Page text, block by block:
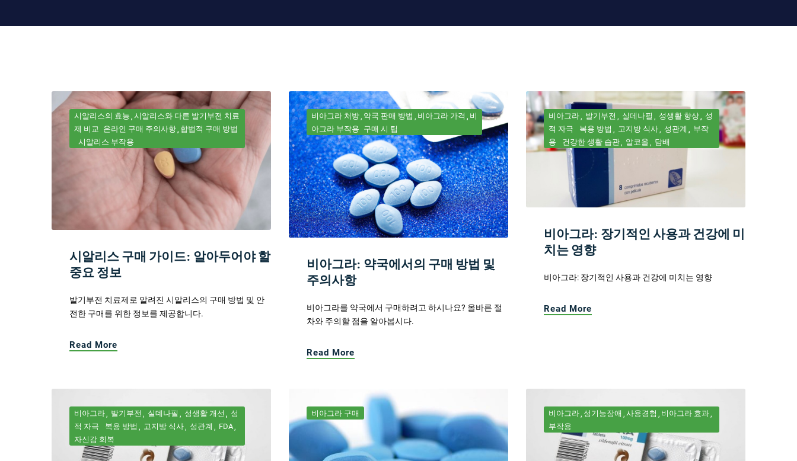
시알리스의 효능 시알리스와 다른 발기부전 치료
제 비교 온라인 구매 주의사항 합법적 구매 방법
시알리스 부작용
시알리스 구매 가이드: 알아두어야 할
중요 정보
발기부전 치료제로 알려진 시알리스의 구매 방법 및 안
전한 구매를 위한 정보를 제공합니다.
Read More
비아그라 처방 약국 판매 방법 비아그라 가격
비
아그라 부작용 구매 시 팁
비아그라: 약국에서의 구매 방법 및
주의사항
비아그라를 약국에서 구매하려고 하시나요? 올바른 절
차와 주의할 점을 알아봅시다.
Read More
비아그라 발기부전 실데나필 성생활 향상
성
적 자극
복용 방법 고지방 식사 성관계
부작
용
건강한 생활 습관 알코올 담배
비아그라: 장기적인 사용과 건강에 미
치는 영향
비아그라: 장기적인 사용과 건강에 미치는 영향
Read More
비아그라 발기부전 실데나필 성생활 개선
성
적 자극
복용 방법 고지방 식사 성관계
FDA
자신감 회복
비아그라 구매 비아그라 성기능장애 사용경험
비아그라 효과
부작용